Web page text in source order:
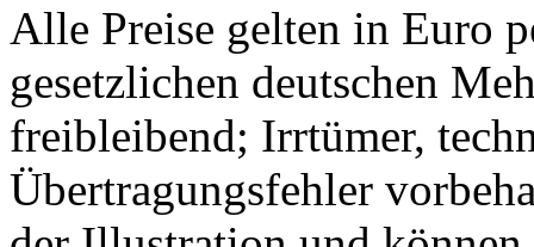
Alle Preise gelten in Euro
gesetzlichen deutschen
freibleibend; Irrtümer,
Übertragungsfehler